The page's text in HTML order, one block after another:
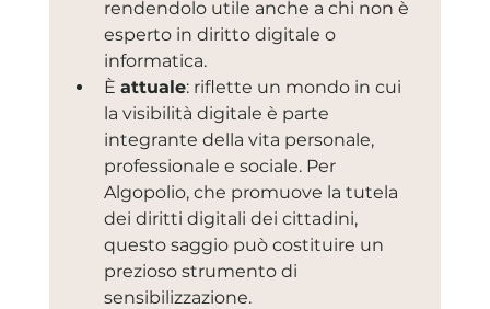
rendendolo utile anche a chi non è
esperto in diritto digitale o
informatica.
È attuale: riflette un mondo in cui
la visibilità digitale è parte
integrante della vita personale,
professionale e sociale. Per
Algopolio, che promuove la tutela
dei diritti digitali dei cittadini,
questo saggio può costituire un
prezioso strumento di
sensibilizzazione.